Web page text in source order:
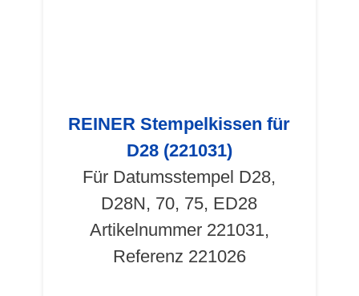
REINER Stempelkissen für
D28 (221031)
Für Datumsstempel D28,
D28N, 70, 75, ED28
Artikelnummer 221031,
Referenz 221026